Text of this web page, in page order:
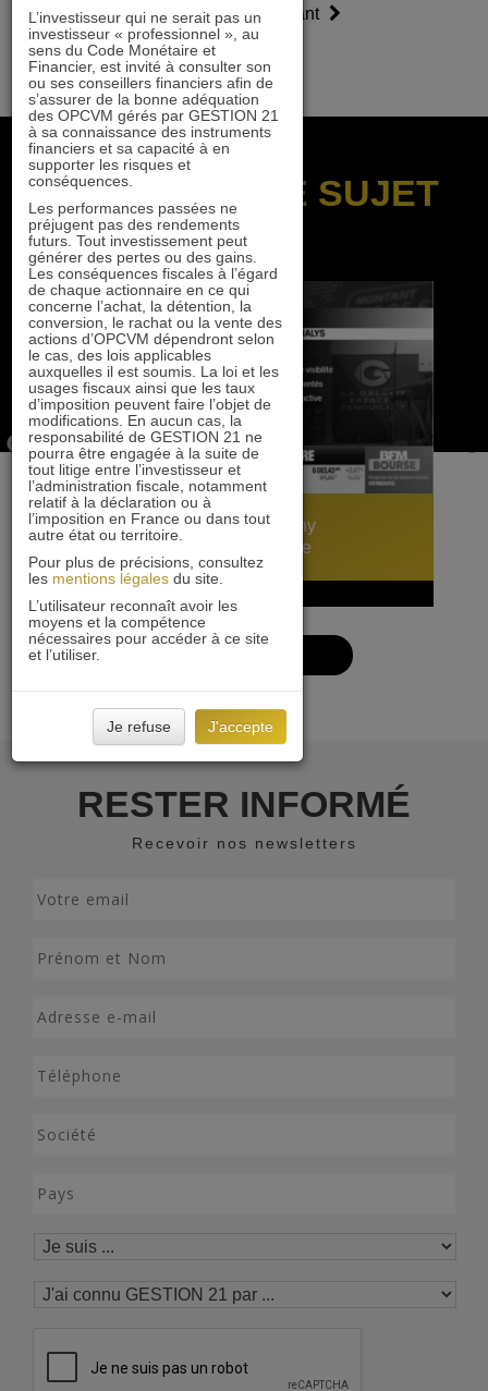
précédent
suivant
SUR LE MÊME SUJET
Mercialys : interview d’Anthony
Vandenbilcke sur BFM Bourse
RESTER INFORMÉ
Recevoir nos newsletters
L’investisseur qui ne serait pas un
investisseur « professionnel », au
sens du Code Monétaire et
Financier, est invité à consulter son
ou ses conseillers financiers afin de
s’assurer de la bonne adéquation
des OPCVM gérés par GESTION 21
à sa connaissance des instruments
financiers et sa capacité à en
supporter les risques et
conséquences.
Les performances passées ne
préjugent pas des rendements
futurs. Tout investissement peut
générer des pertes ou des gains.
Les conséquences fiscales à l’égard
de chaque actionnaire en ce qui
concerne l’achat, la détention, la
conversion, le rachat ou la vente des
actions d’OPCVM dépendront selon
le cas, des lois applicables
auxquelles il est soumis. La loi et les
usages fiscaux ainsi que les taux
d’imposition peuvent faire l’objet de
modifications. En aucun cas, la
responsabilité de GESTION 21 ne
pourra être engagée à la suite de
tout litige entre l’investisseur et
l’administration fiscale, notamment
relatif à la déclaration ou à
l’imposition en France ou dans tout
autre état ou territoire.
Pour plus de précisions, consultez
les mentions légales du site.
L’utilisateur reconnaît avoir les
moyens et la compétence
nécessaires pour accéder à ce site
et l’utiliser.
Je refuse J'accepte